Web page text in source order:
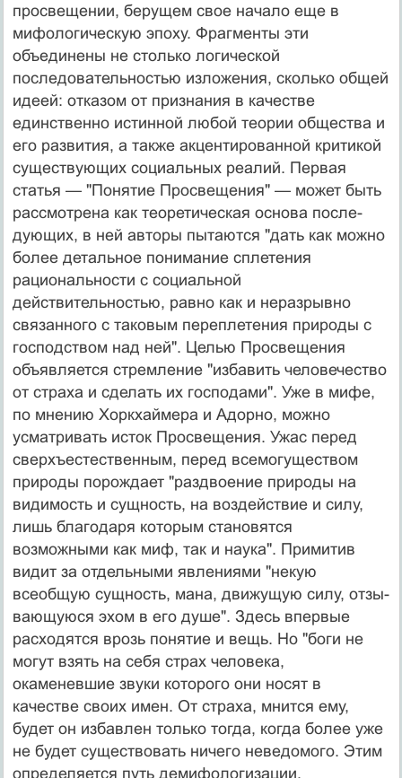
просвеще­нии, берущем свое начало еще в
мифологическую эпо­ху. Фрагменты эти
объединены не столько логической
последовательностью изложения, сколько общей
идеей: отказом от признания в качестве
единственно истинной любой теории общества и
его развития, а также акцен­тированной критикой
существующих социальных реа­лий. Первая
статья — "Понятие Просвещения" — мо­жет быть
рассмотрена как теоретическая основа после­
дующих, в ней авторы пытаются "дать как можно
более детальное понимание сплетения
рациональности с со­циальной
действительностью, равно как и неразрывно
связанного с таковым переплетения природы с
господ­ством над ней". Целью Просвещения
объявляется стремление "избавить человечество
от страха и сделать их господами". Уже в мифе,
по мнению Хоркхаймера и Адорно, можно
усматривать исток Просвещения. Ужас перед
сверхъестественным, перед всемогуществом
природы порождает "раздвоение природы на
види­мость и сущность, на воздействие и силу,
лишь благо­даря которым становятся
возможными как миф, так и наука". Примитив
видит за отдельными явлениями "не­кую
всеобщую сущность, мана, движущую силу, отзы­
вающуюся эхом в его душе". Здесь впервые
расходятся врозь понятие и вещь. Но "боги не
могут взять на себя страх человека,
окаменевшие звуки которого они носят в
качестве своих имен. От страха, мнится ему,
будет он избавлен только тогда, когда более уже
не будет суще­ствовать ничего неведомого. Этим
определяется путь демифологизации,